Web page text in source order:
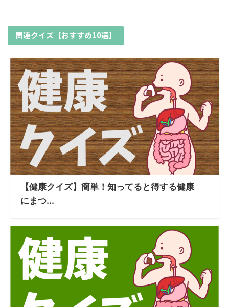
関連クイズ【おすすめ10選】
【健康クイズ】簡単！知ってると得する健康
にまつ...